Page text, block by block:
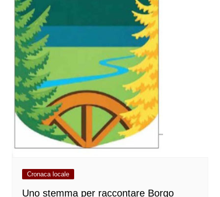
Cronaca locale
Uno stemma per raccontare Borgo